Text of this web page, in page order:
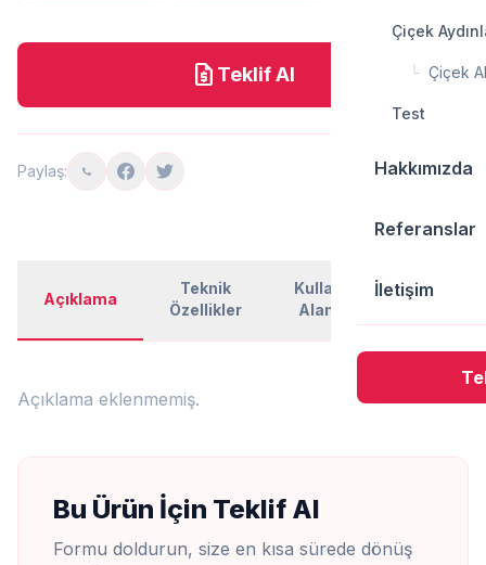
Çiçek
└ Çiçek
Test
Hakkımızda
Referanslar
İletişim
request_quote Teklif Al
Paylaş:
Açıklama
Teknik
Özellikler
Kullanım
Alanları
Belgeler
Açıklama eklenmemiş.
Bu Ürün İçin Teklif Al
Formu doldurun, size en kısa sürede dönüş